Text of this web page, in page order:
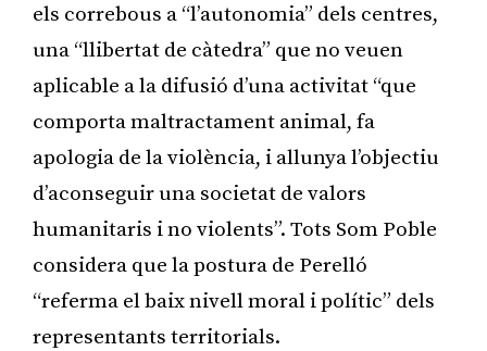
els correbous a “l’autonomia” dels centres,
una “llibertat de càtedra” que no veuen
aplicable a la difusió d’una activitat “que
comporta maltractament animal, fa
apologia de la violència, i allunya l’objectiu
d’aconseguir una societat de valors
humanitaris i no violents”. Tots Som Poble
considera que la postura de Perelló
“referma el baix nivell moral i polític” dels
representants territorials.